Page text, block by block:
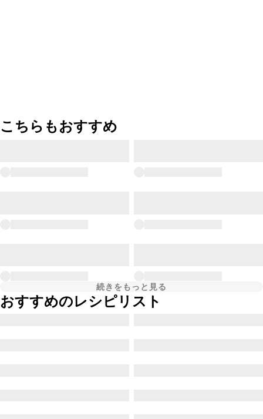
こちらもおすすめ
続きをもっと見る
おすすめのレシピリスト